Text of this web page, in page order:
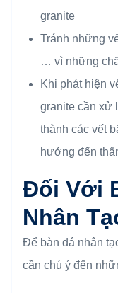
granite
Tránh những
… vì những
Khi phát hiện
granite cần xử
thành các vết
hưởng đến
Đối Với
Nhân
Để bàn đá nhân
cần chú ý đến